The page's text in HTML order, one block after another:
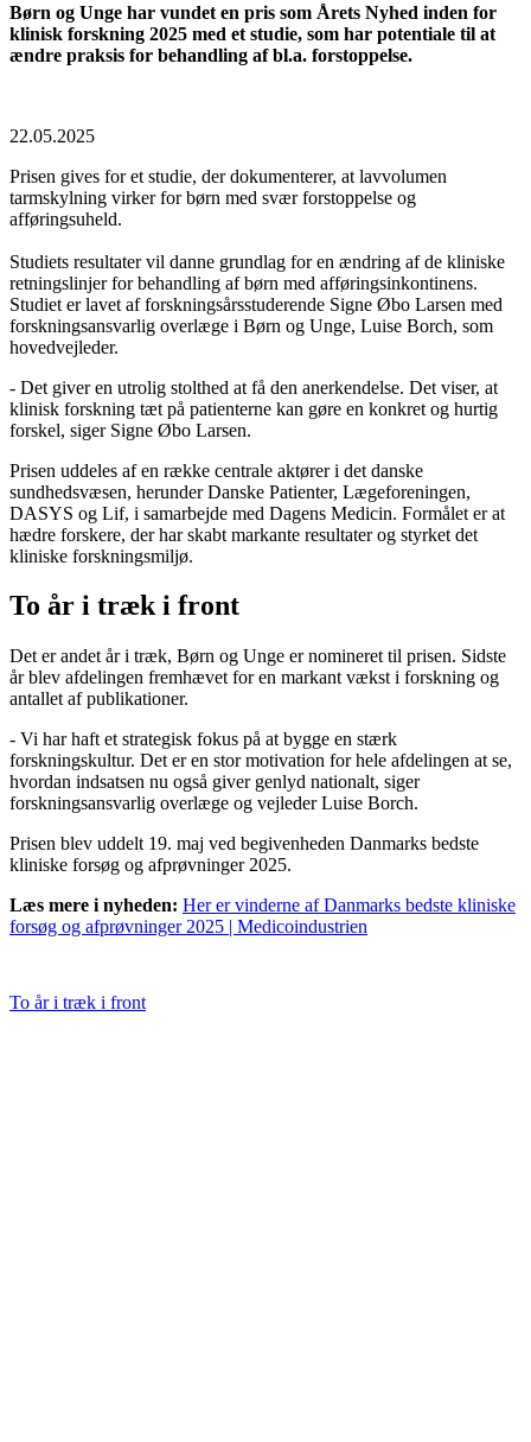
Børn og Unge har vundet en pris som Årets Nyhed inden for
klinisk forskning 2025 med et studie, som har potentiale til at
ændre praksis for behandling af bl.a. forstoppelse.
22.05.2025
Prisen gives for et studie, der dokumenterer, at lavvolumen
tarmskylning virker for børn med svær forstoppelse og
afføringsuheld.
Studiets resultater vil danne grundlag for en ændring af de kliniske
retningslinjer for behandling af børn med afføringsinkontinens.
Studiet er lavet af forskningsårsstuderende Signe Øbo Larsen med
forskningsansvarlig overlæge i Børn og Unge, Luise Borch, som
hovedvejleder.
- Det giver en utrolig stolthed at få den anerkendelse. Det viser, at
klinisk forskning tæt på patienterne kan gøre en konkret og hurtig
forskel, siger Signe Øbo Larsen.
Prisen uddeles af en række centrale aktører i det danske
sundhedsvæsen, herunder Danske Patienter, Lægeforeningen,
DASYS og Lif, i samarbejde med Dagens Medicin. Formålet er at
hædre forskere, der har skabt markante resultater og styrket det
kliniske forskningsmiljø.
To år i træk i front
Det er andet år i træk, Børn og Unge er nomineret til prisen. Sidste
år blev afdelingen fremhævet for en markant vækst i forskning og
antallet af publikationer.
- Vi har haft et strategisk fokus på at bygge en stærk
forskningskultur. Det er en stor motivation for hele afdelingen at se,
hvordan indsatsen nu også giver genlyd nationalt, siger
forskningsansvarlig overlæge og vejleder Luise Borch.
Prisen blev uddelt 19. maj ved begivenheden Danmarks bedste
kliniske forsøg og afprøvninger 2025.
Læs mere i nyheden: Her er vinderne af Danmarks bedste kliniske
forsøg og afprøvninger 2025 | Medicoindustrien
To år i træk i front